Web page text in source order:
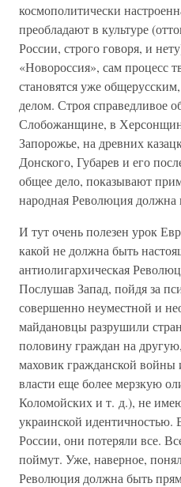
космополитически
преобладают в культуре
России, строго говоря, и
«Новороссия», сам процесс
становятся уже
делом. Строя справедливое
Слобожанщине, в
Запорожье, на древних
Донского, Губарев и его
общее дело, показывают
народная Революция должна
И тут очень полезен урок
какой не должна быть
антиолигархическая
Послушав Запад, пойдя за
совершенно неуместной и
майдановцы разрушили
половину граждан на
маховик гражданской
власти еще более мерзкую
Коломойских и т. д.), не
украинской идентичностью.
России, они потеряли все.
поймут. Уже, наверное,
Революция должна быть